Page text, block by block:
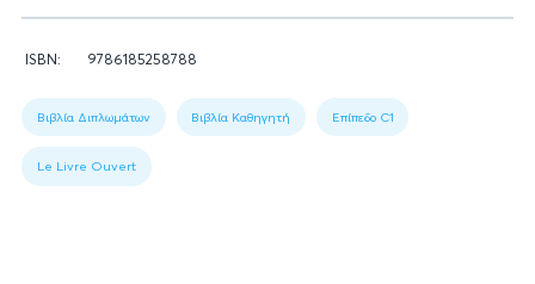
Πληροφορίες
ISBN: 9786185258788
1:
Book
data
Βιβλία Διπλωμάτων Βιβλία Καθηγητή Επίπεδο C1
Le Livre Ouvert